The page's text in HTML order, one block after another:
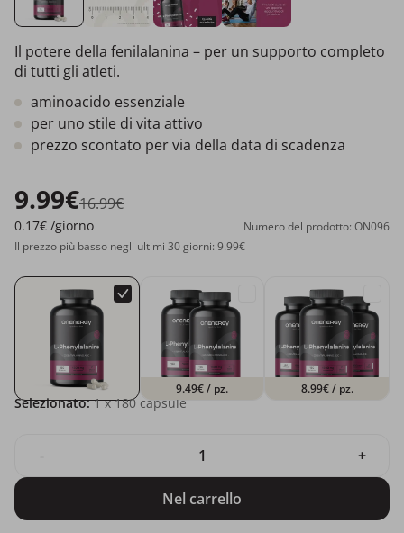
Il potere della fenilalanina – per un supporto completo
di tutti gli atleti.
aminoacido essenziale
per uno stile di vita attivo
prezzo scontato per via della data di scadenza
9.99€16.99€
0.17€ /giorno
Numero del prodotto: ON096
Il prezzo più basso negli ultimi 30 giorni: 9.99€
9.49€/ pz. 8.99€/ pz.
Selezionato: 1x 180 capsule
+
Nel carrello